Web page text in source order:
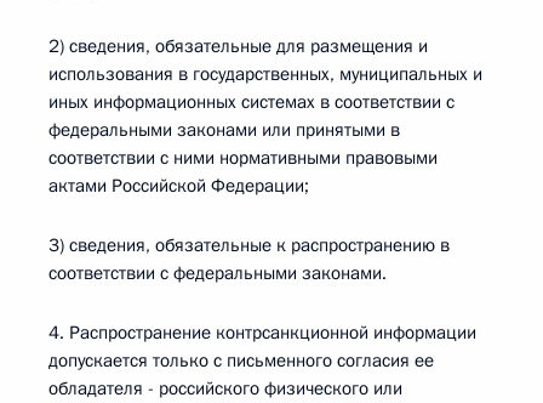
2) сведения, обязательные для размещения и
использования в государственных, муниципальных и
иных информационных системах в соответствии с
федеральными законами или принятыми в
соответствии с ними нормативными правовыми
актами Российской Федерации;
3) сведения, обязательные к распространению в
соответствии с федеральными законами.
4. Распространение контрсанкционной информации
допускается только с письменного согласия ее
обладателя - российского физического или